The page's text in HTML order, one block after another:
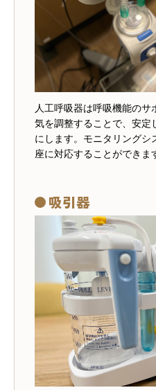
人工呼吸器は呼吸機能の
気を調整することで、安定
にします。モニタリングシ
座に対応することができま
吸引器